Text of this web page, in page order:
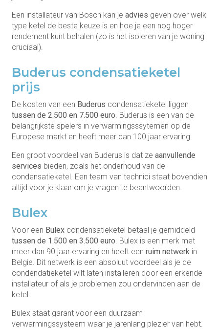
Een installateur van Bosch kan je advies geven over welk
type ketel de beste keuze is en hoe je een nog hoger
rendement kunt behalen (zo is het isoleren van je woning
cruciaal).
Buderus condensatieketel
prijs
De kosten van een Buderus condensatieketel liggen
tussen de 2.500 en 7.500 euro. Buderus is een van de
belangrijkste spelers in verwarmingsssytemen op de
Europese markt en heeft meer dan 100 jaar ervaring.
Een groot voordeel van Buderus is dat ze aanvullende
services bieden, zoals het onderhoud van de
condensatieketel. Een team van technici staat bovendien
altijd voor je klaar om je vragen te beantwoorden.
Bulex
Voor een Bulex condensatieketel betaal je gemiddeld
tussen de 1.500 en 3.500 euro. Bulex is een merk met
meer dan 90 jaar ervaring en heeft een ruim netwerk in
Belgie. Dit netwerk is een absoluut voordeel als je de
condendatieketel wilt laten installeren door een erkende
installateur of als je problemen zou ondervinden aan de
ketel.
Bulex staat garant voor een duurzaam
verwarmingssysteem waar je jarenlang plezier van hebt.